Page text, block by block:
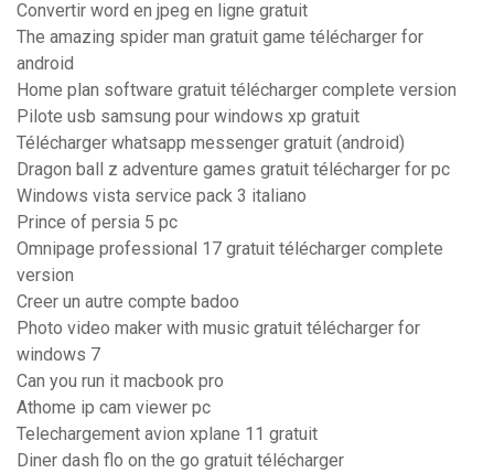
Convertir word en jpeg en ligne gratuit
The amazing spider man gratuit game télécharger for
android
Home plan software gratuit télécharger complete version
Pilote usb samsung pour windows xp gratuit
Télécharger whatsapp messenger gratuit (android)
Dragon ball z adventure games gratuit télécharger for pc
Windows vista service pack 3 italiano
Prince of persia 5 pc
Omnipage professional 17 gratuit télécharger complete
version
Creer un autre compte badoo
Photo video maker with music gratuit télécharger for
windows 7
Can you run it macbook pro
Athome ip cam viewer pc
Telechargement avion xplane 11 gratuit
Diner dash flo on the go gratuit télécharger